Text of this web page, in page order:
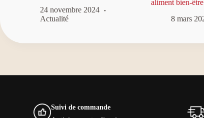
24 novembre 2024
Actualité
aliment bien-
8 mars
Suivi de commande